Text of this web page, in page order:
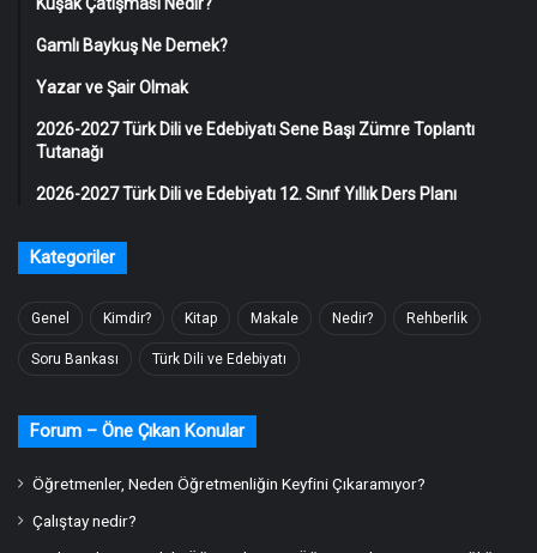
Kuşak Çatışması Nedir?
Gamlı Baykuş Ne Demek?
Yazar ve Şair Olmak
2026-2027 Türk Dili ve Edebiyatı Sene Başı Zümre Toplantı
Tutanağı
2026-2027 Türk Dili ve Edebiyatı 12. Sınıf Yıllık Ders Planı
Kategoriler
Genel Kimdir? Kitap Makale Nedir? Rehberlik
Soru Bankası Türk Dili ve Edebiyatı
Forum – Öne Çıkan Konular
Öğretmenler, Neden Öğretmenliğin Keyfini Çıkaramıyor?
Çalıştay nedir?